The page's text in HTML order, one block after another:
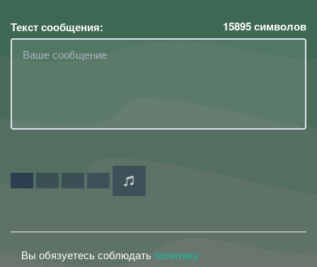
Текст сообщения: 15895символов
Вы обязуетесь соблюдать политику